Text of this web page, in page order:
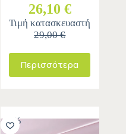
26,10 €
Τιμή κατασκευαστή
29,00 €
Περισσότερα
-10%